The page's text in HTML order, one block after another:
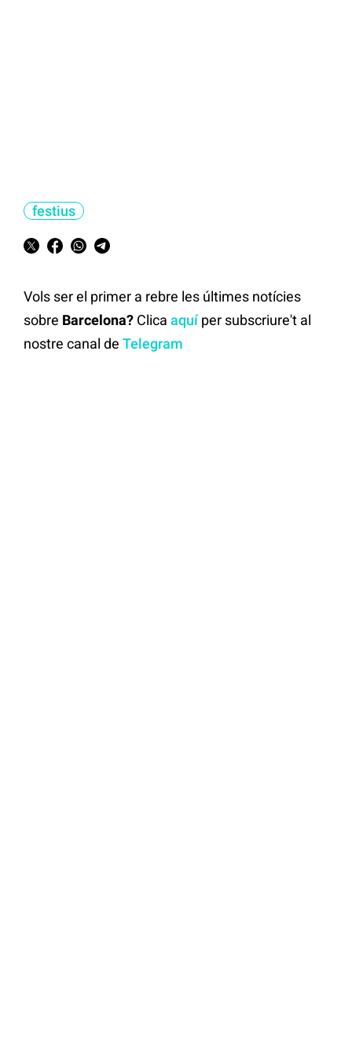
festius
Vols ser el primer a rebre les últimes notícies
sobre Barcelona? Clica aquíper subscriure't al
nostre canal de Telegram